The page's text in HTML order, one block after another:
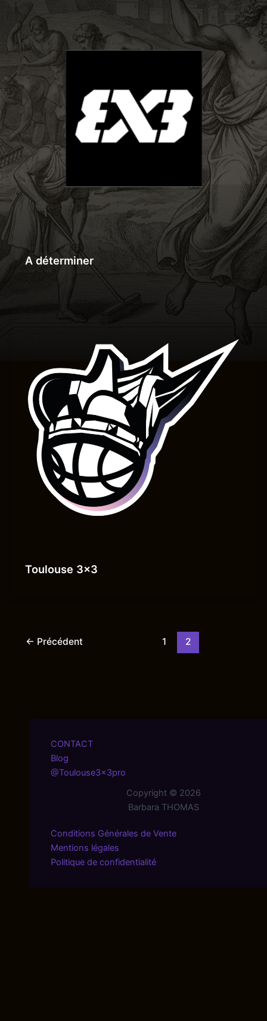
A déterminer
Toulouse 3×3
← Précédent 1 2
CONTACT
Blog
@Toulouse3x3pro
Copyright © 2026
Barbara THOMAS
Conditions Générales de Vente
Mentions légales
Politique de confidentialité